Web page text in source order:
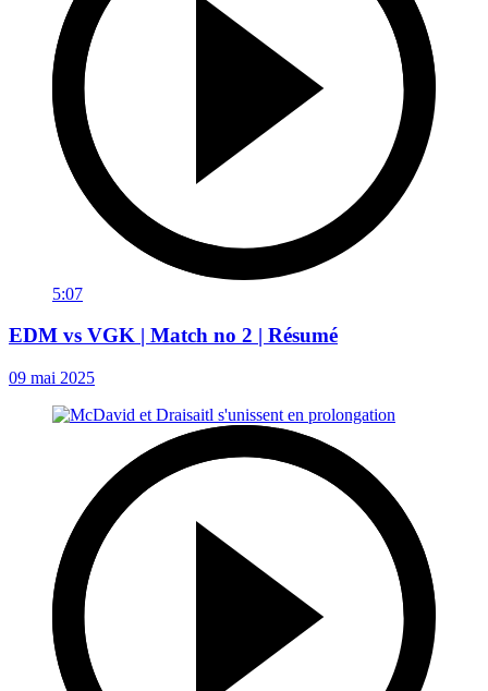
5:07
EDM vs VGK | Match no 2 | Résumé
09 mai 2025